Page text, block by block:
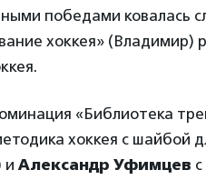
победами ковалась
хоккея» (Владимир)
«Библиотека
хоккея с
и Александр Уфимцев